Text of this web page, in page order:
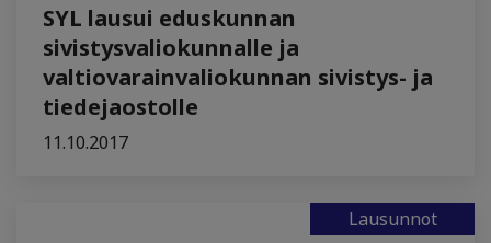
SYL lausui eduskunnan
sivistysvaliokunnalle ja
valtiovarainvaliokunnan sivistys- ja
tiedejaostolle
11.10.2017
Lausunnot